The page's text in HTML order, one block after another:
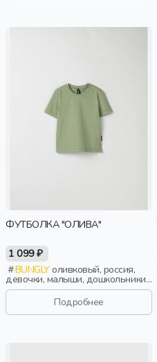
ФУТБОЛКА "ОЛИВА"
1 099 ₽
BUNGLYоливковый, россия,
девочки, малыши, дошкольники,
дети
Подробнее